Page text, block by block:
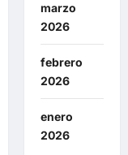
marzo
2026
febrero
2026
enero
2026